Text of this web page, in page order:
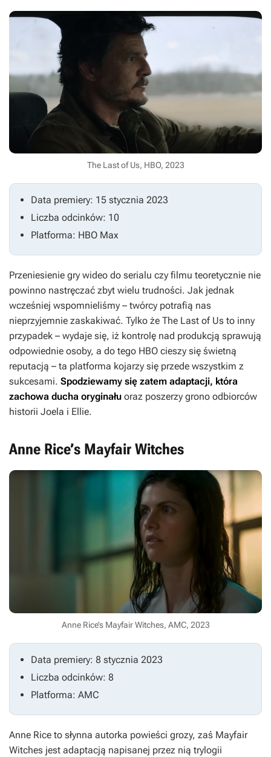
The Last of Us, HBO, 2023
Data premiery: 15 stycznia 2023
Liczba odcinków: 10
Platforma: HBO Max
Przeniesienie gry wideo do serialu czy filmu teoretycznie nie
powinno nastręczać zbyt wielu trudności. Jak jednak
wcześniej wspomnieliśmy – twórcy potrafią nas
nieprzyjemnie zaskakiwać. Tylko że The Last of Us to inny
przypadek – wydaje się, iż kontrolę nad produkcją sprawują
odpowiednie osoby, a do tego HBO cieszy się świetną
reputacją – ta platforma kojarzy się przede wszystkim z
sukcesami. Spodziewamy się zatem adaptacji, która
zachowa ducha oryginału oraz poszerzy grono odbiorców
historii Joela i Ellie.
Anne Rice’s Mayfair Witches
Anne Rice’s Mayfair Witches, AMC, 2023
Data premiery: 8 stycznia 2023
Liczba odcinków: 8
Platforma: AMC
Anne Rice to słynna autorka powieści grozy, zaś Mayfair
Witches jest adaptacją napisanej przez nią trylogii